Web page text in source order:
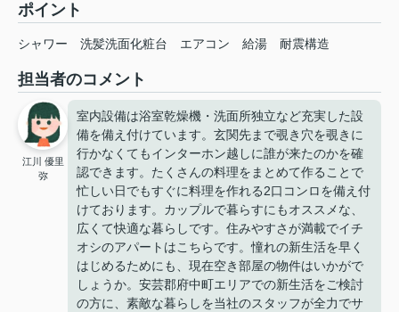
ポイント
シャワー 洗髪洗面化粧台 エアコン 給湯 耐震構造
担当者のコメント
江川 優里
弥
室内設備は浴室乾燥機・洗面所独立など充実した設
備を備え付けています。玄関先まで覗き穴を覗きに
行かなくてもインターホン越しに誰が来たのかを確
認できます。たくさんの料理をまとめて作ることで
忙しい日でもすぐに料理を作れる2口コンロを備え付
けております。カップルで暮らすにもオススメな、
広くて快適な暮らしです。住みやすさが満載でイチ
オシのアパートはこちらです。憧れの新生活を早く
はじめるためにも、現在空き部屋の物件はいかがで
しょうか。安芸郡府中町エリアでの新生活をご検討
の方に、素敵な暮らしを当社のスタッフが全力でサ